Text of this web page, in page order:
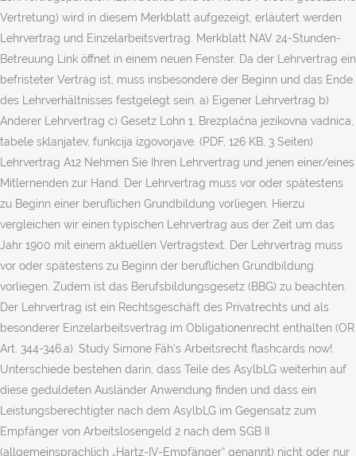
Vertretung) wird in diesem Merkblatt aufgezeigt, erläutert werden
Lehrvertrag und Einzelarbeitsvertrag. Merkblatt NAV 24-Stunden-
Betreuung Link öffnet in einem neuen Fenster. Da der Lehrvertrag ein
befristeter Vertrag ist, muss insbesondere der Beginn und das Ende
des Lehrverhältnisses festgelegt sein. a) Eigener Lehrvertrag b)
Anderer Lehrvertrag c) Gesetz Lohn 1. Brezplačna jezikovna vadnica,
tabele sklanjatev, funkcija izgovorjave. (PDF, 126 KB, 3 Seiten)
Lehrvertrag A12 Nehmen Sie Ihren Lehrvertrag und jenen einer/eines
Mitlernenden zur Hand. Der Lehrvertrag muss vor oder spätestens
zu Beginn einer beruflichen Grundbildung vorliegen. Hierzu
vergleichen wir einen typischen Lehrvertrag aus der Zeit um das
Jahr 1900 mit einem aktuellen Vertragstext. Der Lehrvertrag muss
vor oder spätestens zu Beginn der beruflichen Grundbildung
vorliegen. Zudem ist das Berufsbildungsgesetz (BBG) zu beachten.
Der Lehrvertrag ist ein Rechtsgeschäft des Privatrechts und als
besonderer Einzelarbeitsvertrag im Obligationenrecht enthalten (OR
Art. 344-346.a). Study Simone Fäh's Arbeitsrecht flashcards now!
Unterschiede bestehen darin, dass Teile des AsylbLG weiterhin auf
diese geduldeten Ausländer Anwendung finden und dass ein
Leistungsberechtigter nach dem AsylbLG im Gegensatz zum
Empfänger von Arbeitslosengeld 2 nach dem SGB II
(allgemeinsprachlich „Hartz-IV-Empfänger“ genannt) nicht oder nur